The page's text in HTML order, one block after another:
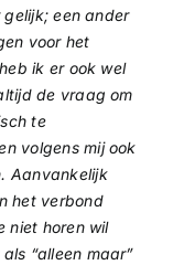
een ander
voor het
ik er ook wel
de vraag om
te
volgens mij ook
Aanvankelijk
het verbond
niet horen wil
“alleen maar”